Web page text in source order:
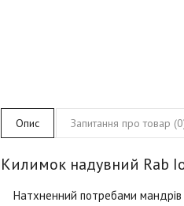
Опис Запитання про товар
Килимок надувний Rab
Натхненний потребами мандрів